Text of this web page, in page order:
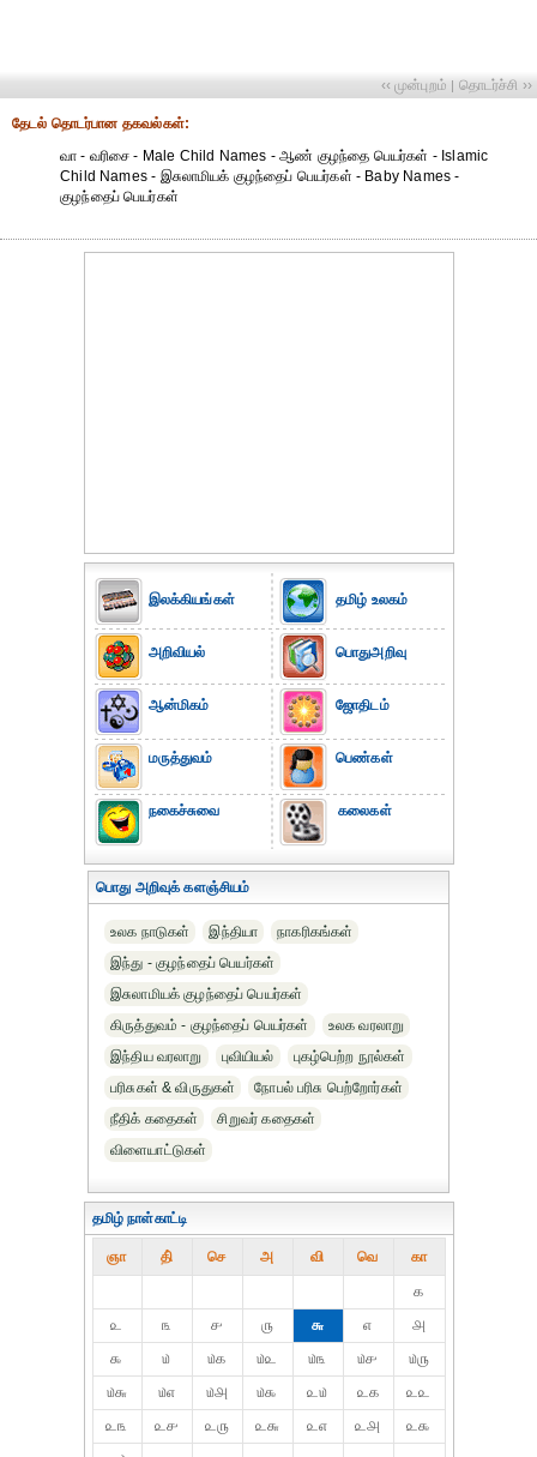
‹‹ முன்புறம் | தொடர்ச்சி ››
தேட‌ல் தொட‌ர்பான தகவ‌ல்க‌ள்:
வா - வரிசை - Male Child Names - ஆண் குழந்தை பெயர்கள் - Islamic
Child Names - இசுலாமியக் குழந்தைப் பெயர்கள் - Baby Names -
குழந்தைப் பெயர்கள்
இலக்கியங்கள்
அறிவியல்
ஆன்மிகம்
மருத்துவம்
நகைச்சுவை
தமிழ் உலகம்
பொதுஅறிவு
ஜோதிடம்
பெண்கள்
கலைகள்
பொது அறிவுக் களஞ்சியம்
உலக நாடுகள் இந்தியா
நாகரிகங்கள்
இந்து - குழந்தைப் பெயர்கள்
இசுலாமியக் குழந்தைப் பெயர்கள்
கிருத்துவம் - குழந்தைப் பெயர்கள்
உலக வரலாறு
இந்திய வரலாறு
புவியியல்
புகழ்பெற்ற நூல்கள்
பரிசுகள் & விருதுகள்
நோபல் பரிசு‎ பெற்றோர்‎கள்
நீதிக் கதைகள்
சிறுவர் கதைகள்
விளையாட்டுகள்
தமிழ் நாள்காட்டி
ஞா தி் செ அ வி வெ கா
௧
௨
௩ ௪ ௫ ௬ ௭
௮
௯
௰ ௰௧ ௰௨ ௰௩ ௰௪
௰௫
௰௬
௰௭ ௰௮ ௰௯ ௨௰ ௨௧
௨௨
௨௩
௨௪ ௨௫ ௨௬ ௨௭ ௨௮
௨௯